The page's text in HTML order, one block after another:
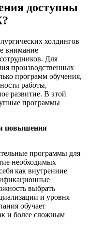
доступны
холдингов
внимание
Для
производственных
программ обучения,
работы,
развитие. В этой
программы
повышения
программы для
необходимых
как внутренние
выбрать
и уровня
обучает
и более сложным